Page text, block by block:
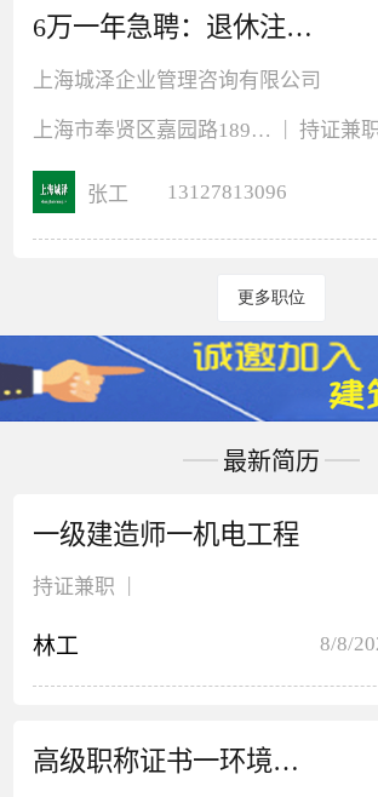
6万一年急聘：退休注册给排水
上海城泽企业管理咨询有限公司
上海市奉贤区嘉园路189弄3号楼207室 | 持证兼
张工 13127813096
更多职位
最新简历
一级建造师一机电工程
持证兼职 |
林工 8/8/
高级职称证书一环境工程